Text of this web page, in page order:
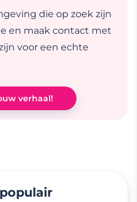
die op zoek zijn
en maak contact met
voor een echte
verhaal!